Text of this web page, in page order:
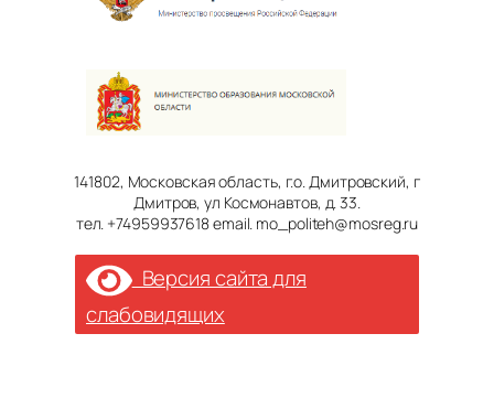
141802, Московская область, г.о. Дмитровский, г
Дмитров, ул Космонавтов, д. 33.
тел. +74959937618 email. mo_politeh@mosreg.ru
Версия сайта для
слабовидящих